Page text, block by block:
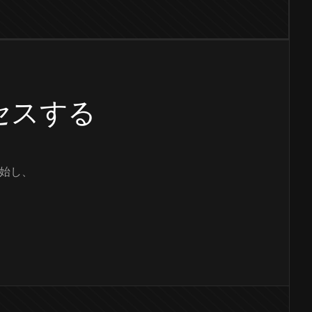
スする
し、